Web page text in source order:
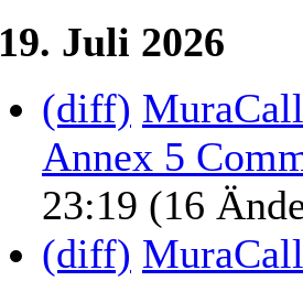
19. Juli 2026
(diff)
Annex 5
23:19 (16
(diff)